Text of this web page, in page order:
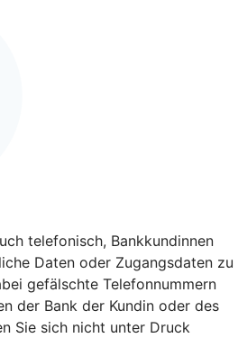
telefonisch, Bankkundinnen
Daten oder Zugangsdaten zu
gefälschte Telefonnummern
der Bank der Kundin oder des
Sie sich nicht unter Druck